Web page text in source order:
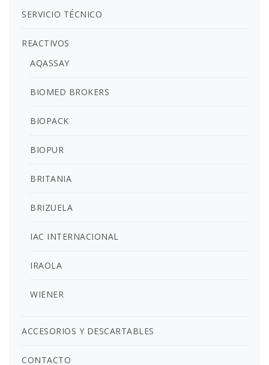
SERVICIO TÉCNICO
REACTIVOS
AQASSAY
BIOMED BROKERS
BIOPACK
BIOPUR
BRITANIA
BRIZUELA
IAC INTERNACIONAL
IRAOLA
WIENER
ACCESORIOS Y DESCARTABLES
CONTACTO